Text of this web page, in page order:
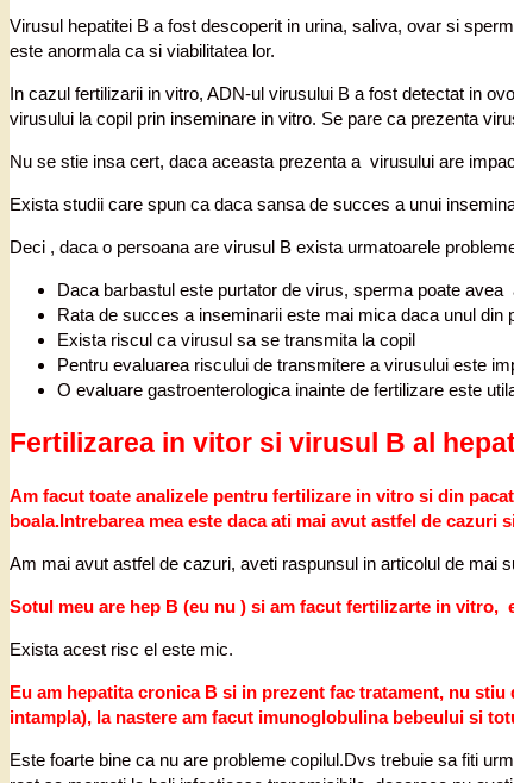
Virusul hepatitei B a fost descoperit in urina, saliva, ovar si
este anormala ca si viabilitatea lor.
In cazul fertilizarii in vitro, ADN-ul virusului B a fost detectat in
virusului la copil prin inseminare in vitro. Se pare ca prezenta
Nu se stie insa cert, daca aceasta prezenta a virusului are
Exista studii care spun ca daca sansa de succes a unui
Deci , daca o persoana are virusul B exista urmatoarele
Daca barbastul este purtator de virus, sperma poate
Rata de succes a inseminarii este mai mica daca unul din
Exista riscul ca virusul sa se transmita la copil
Pentru evaluarea riscului de transmitere a virusului este
O evaluare gastroenterologica inainte de fertilizare este
Fertilizarea in vitor si virusul B al
Am facut toate analizele pentru fertilizare in vitro si din
boala.Intrebarea mea este daca ati mai avut astfel de cazuri
Am mai avut astfel de cazuri, aveti raspunsul in articolul de mai
Sotul meu are hep B (eu nu ) si am facut fertilizarte in vitro,
Exista acest risc el este mic.
Eu am hepatita cronica B si in prezent fac tratament, nu
intampla), la nastere am facut imunoglobulina bebeului si
Este foarte bine ca nu are probleme copilul.Dvs trebuie sa fiti